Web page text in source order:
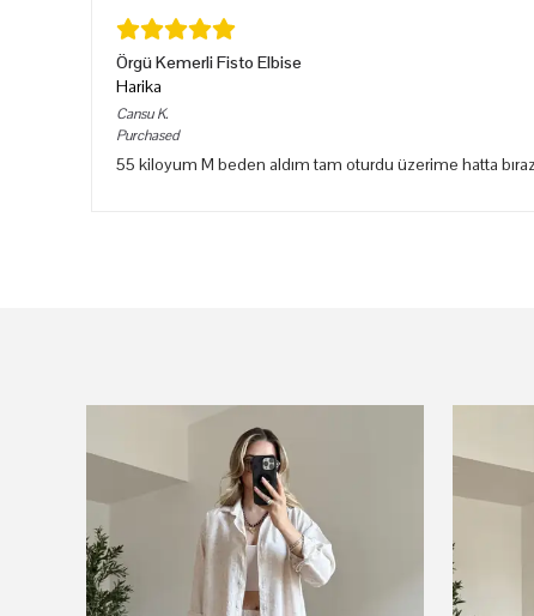
Örgü Kemerli Fisto Elbise
Harika
Cansu K.
Purchased
55 kiloyum M beden aldım tam oturdu üzerime hatta bıraz